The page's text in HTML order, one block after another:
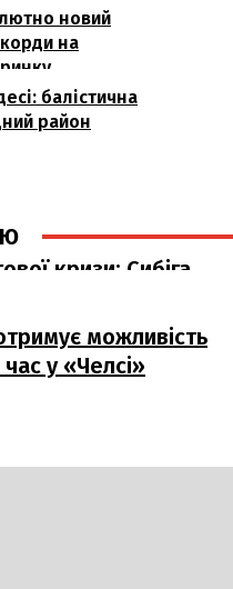
новий
на
балістична
район
кризи: Сибіга
атак РФ на
можливість
у «Челсі»